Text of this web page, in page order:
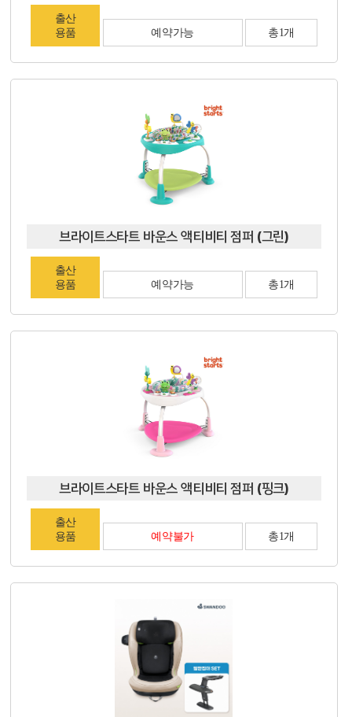
출산
용품
예약가능 총1개
브라이트스타트 바운스 액티비티 점퍼 (그린)
출산
용품
예약가능 총1개
브라이트스타트 바운스 액티비티 점퍼 (핑크)
출산
용품
예약불가 총1개